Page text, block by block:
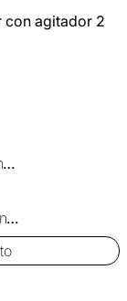
con agitador 2